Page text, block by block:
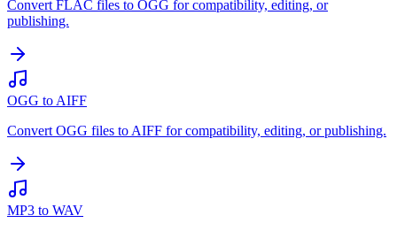
Convert FLAC files to OGG for compatibility, editing, or
publishing.
OGG to AIFF
Convert OGG files to AIFF for compatibility, editing, or publishing.
MP3 to WAV